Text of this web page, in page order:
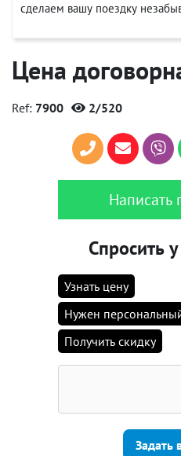
сделаем вашу поездку
Цена
Ref: 7900 2/520
Написать
Спросить
Узнать цену
Нужен
Получить скидку
Задать